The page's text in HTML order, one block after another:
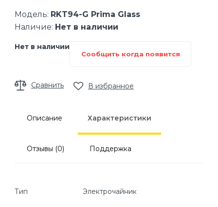
Модель: RKT94-G Prima Glass
Наличие: Нет в наличии
Нет в наличии
Сообщить когда появится
Сравнить В избранное
Описание Характеристики
Отзывы (0) Поддержка
Тип Электрочайник